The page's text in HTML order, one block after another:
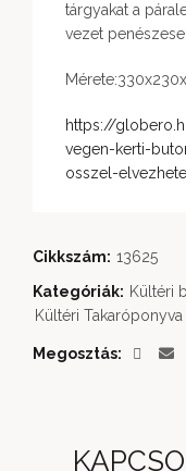
tárgyakat a
vezet
https://
vegen-kerti-
osszel-
Cikkszám: 13625
Kategóriák: Kültéri
Kültéri Takaróponyva
Megosztás